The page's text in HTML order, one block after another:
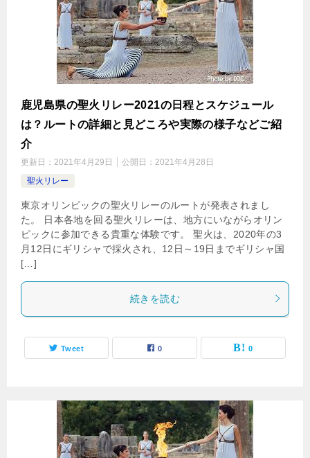
鹿児島県の聖火リレー2021の日程とスケジュール
は？ルートの詳細と見どころや実際の様子などご紹
介
更新日： 2021年4月29日 公開日： 2021年4月28日
聖火リレー
東京オリンピックの聖火リレーのルートが発表されまし
た。 日本各地を回る聖火リレーは、地方にいながらオリン
ピックに参加できる貴重な体験です。 聖火は、2020年の3
月12日にギリシャで採火され、12日～19日までギリシャ国
[…]
続きを読む
Tweet 0 0